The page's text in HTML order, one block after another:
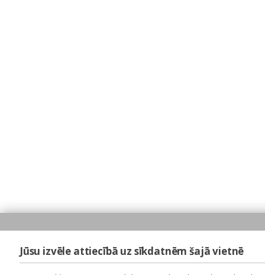
Jūsu izvēle attiecībā uz sīkdatnēm šajā vietnē